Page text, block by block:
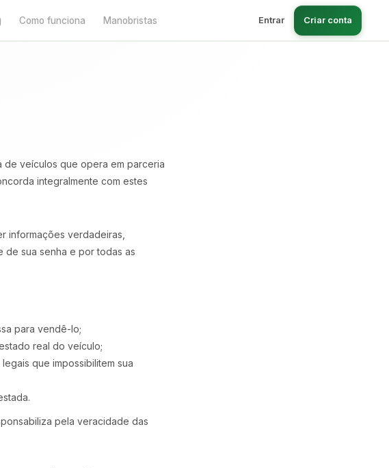
Como funciona Manobristas Entrar Criar conta
de veículos que opera em parceria
integralmente com estes
informações verdadeiras,
de sua senha e por todas as
para vendê-lo;
real do veículo;
que impossibilitem sua
pela veracidade das